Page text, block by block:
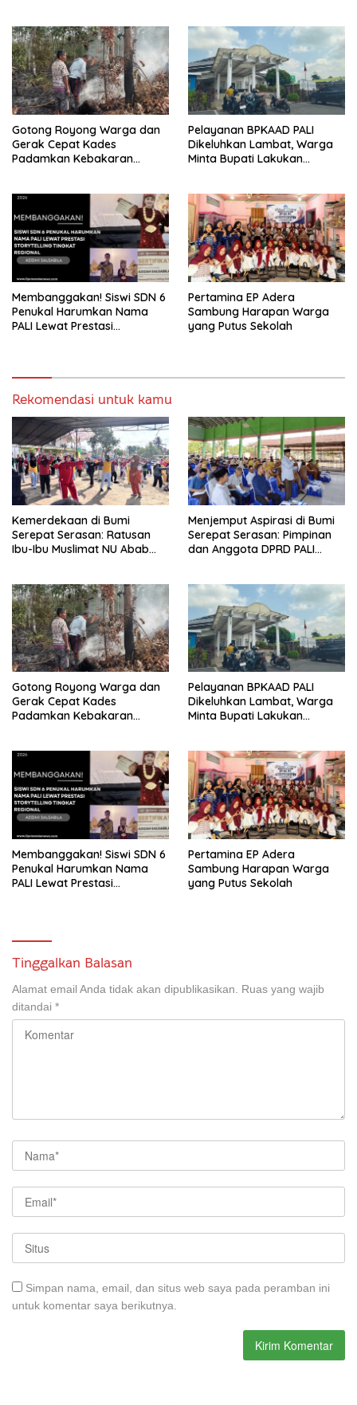
Indonesia
Melalui Reses Ke-2 Tahun
2026
Gotong Royong Warga dan
Gerak Cepat Kades
Padamkan Kebakaran
Pelayanan BPKAAD PALI
Dikeluhkan Lambat, Warga
Minta Bupati Lakukan
Membanggakan! Siswi SDN 6
Penukal Harumkan Nama
PALI Lewat Prestasi
Pertamina EP Adera
Sambung Harapan Warga
yang Putus Sekolah
Rekomendasi untuk kamu
Kemerdekaan di Bumi
Serepat Serasan: Ratusan
Ibu-Ibu Muslimat NU Abab
Indonesia
Menjemput Aspirasi di Bumi
Serepat Serasan: Pimpinan
dan Anggota DPRD PALI
Melalui Reses Ke-2 Tahun
2026
Gotong Royong Warga dan
Gerak Cepat Kades
Padamkan Kebakaran
Pelayanan BPKAAD PALI
Dikeluhkan Lambat, Warga
Minta Bupati Lakukan
Membanggakan! Siswi SDN 6
Penukal Harumkan Nama
PALI Lewat Prestasi
Pertamina EP Adera
Sambung Harapan Warga
yang Putus Sekolah
Tinggalkan Balasan
Alamat email Anda tidak akan dipublikasikan. Ruas yang wajib
ditandai *
Simpan nama, email, dan situs web saya pada peramban ini
untuk komentar saya berikutnya.